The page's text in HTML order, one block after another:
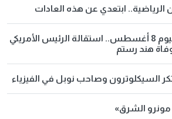
الرياضية.. ابتعدي عن هذه العادات
حدث في مثل هذا اليوم 8 أغسطس.. استقالة الرئيس الأمريكي
هند رستم
السيكلوترون وصاحب نوبل في الفيزياء
مونرو الشرق»